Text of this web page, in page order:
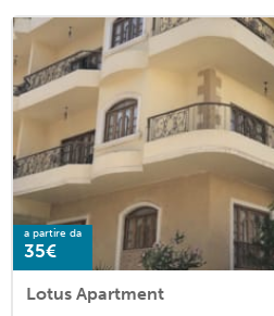
a partire da
35€
Lotus Apartment